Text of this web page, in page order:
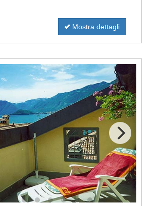
Mostra dettagli